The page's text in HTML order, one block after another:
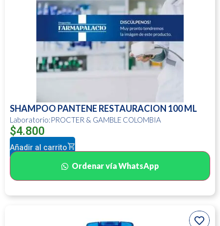
SHAMPOO PANTENE RESTAURACION 100 ML
Laboratorio:PROCTER & GAMBLE COLOMBIA
$4.800
Añadir al carrito
Ordenar vía WhatsApp